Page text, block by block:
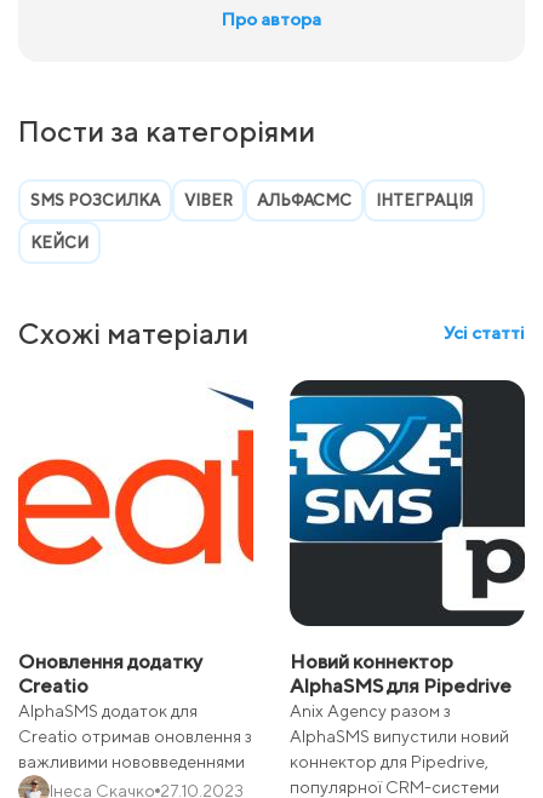
Про автора
Пости за категоріями
SMS РОЗСИЛКА VIBER АЛЬФАСМС ІНТЕГРАЦІЯ
КЕЙСИ
Схожі матеріали Усі статті
Оновлення додатку
Creatio
AlphaSMS додаток для
Creatio отримав оновлення з
важливими нововведеннями
Інеса Скачко 27.10.2023
Новий коннектор
AlphaSMS для Pipedrive
Anix Agency разом з
AlphaSMS випустили новий
коннектор для Pipedrive,
популярної CRM-системи